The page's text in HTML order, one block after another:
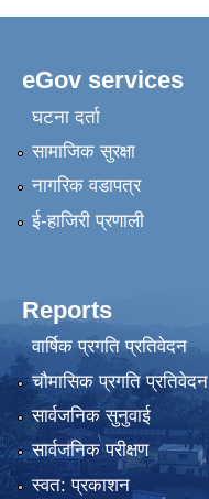
eGov services
घटना दर्ता
सामाजिक सुरक्षा
नागरिक वडापत्र
ई-हाजिरी प्रणाली
Reports
वार्षिक प्रगति प्रतिवेदन
चौमासिक प्रगति प्रतिवेदन
सार्वजनिक सुनुवाई
सार्वजनिक परीक्षण
स्वत: प्रकाशन